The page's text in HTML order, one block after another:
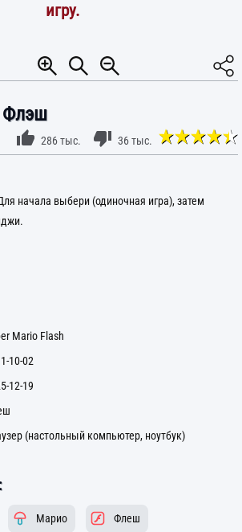
игру.
Флэш
286 тыс. 36 тыс.
начала выбери (одиночная игра), затем
Mario Flash
10-02
12-19
(настольный компьютер, ноутбук)
Марио Флеш